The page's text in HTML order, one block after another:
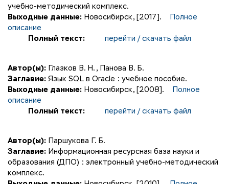
учебно-методический комплекс.
Выходные данные: Новосибирск, [2017].
Полное
описание
Полный текст:
перейти / скачать файл
Автор(ы): Глазков В. Н. , Панова В. Б.
Заглавие: Язык SQL в Oracle : учебное пособие.
Выходные данные: Новосибирск, [2008].
Полное
описание
Полный текст:
перейти / скачать файл
Автор(ы): Паршукова Г. Б.
Заглавие: Информационная ресурсная база науки и
образования (ДПО) : электронный учебно-методический
комплекс.